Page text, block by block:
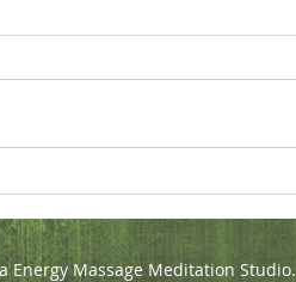
Energy Massage Meditation Studio.